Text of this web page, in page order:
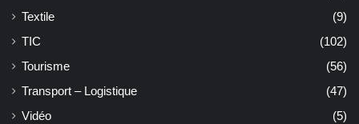
Textile
(9)
TIC
(102)
Tourisme
(56)
Transport – Logistique
(47)
Vidéo
(5)